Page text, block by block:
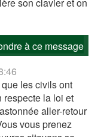
à ce message
les civils ont
respecte la loi et
aller-retour
vous prenez